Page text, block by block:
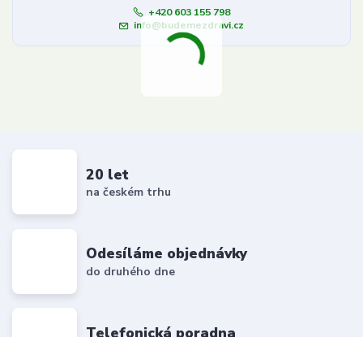
+420 603 155 798
info@budemezdravi.cz
20 let
na českém trhu
Odesíláme objednávky
do druhého dne
Telefonická poradna